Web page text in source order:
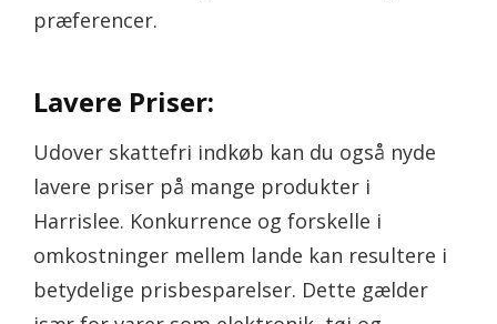
præferencer.
Lavere Priser:
Udover skattefri indkøb kan du også nyde
lavere priser på mange produkter i
Harrislee. Konkurrence og forskelle i
omkostninger mellem lande kan resultere i
betydelige prisbesparelser. Dette gælder